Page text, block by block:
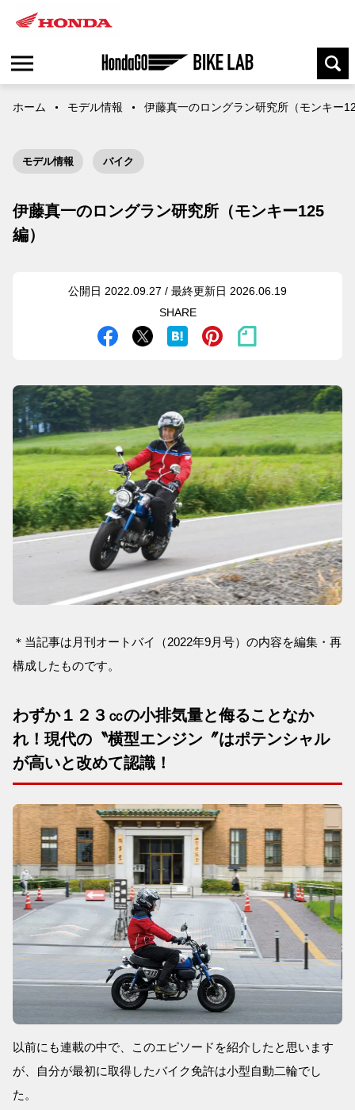
ホーム モデル情報 伊藤真一のロングラン研究所（モンキー
モデル情報 バイク
伊藤真一のロングラン研究所（モンキー125
編）
公開日 2022.09.27 / 最終更新日 2026.06.19
SHARE
＊当記事は月刊オートバイ（2022年9月号）の内容を編集・再
構成したものです。
わずか１２３㏄の小排気量と侮ることなか
れ！現代の〝横型エンジン〞はポテンシャル
が高いと改めて認識！
以前にも連載の中で、このエピソードを紹介したと思います
が、自分が最初に取得したバイク免許は小型自動二輪でし
た。